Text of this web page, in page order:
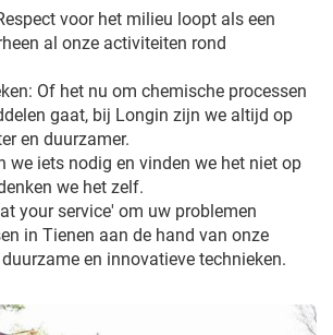
voor het milieu loopt als een
al onze activiteiten rond
Of het nu om chemische processen
gaat, bij Longin zijn we altijd op
en duurzamer.
we iets nodig en vinden we het niet op
we het zelf.
your service' om uw problemen
in Tienen aan de hand van onze
en innovatieve technieken.